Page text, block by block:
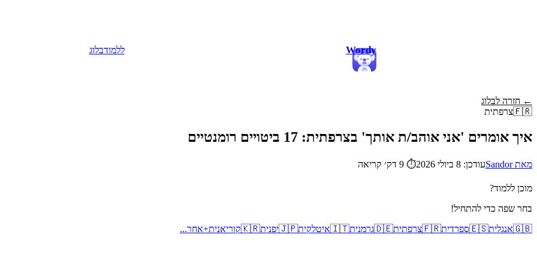
Wordy ללמודבלוג
← חזרה לבלוג
🇫🇷צרפתית
איך אומרים 'אני אוהב/ת אותך' בצרפתית: 17 ביטויים רומנטיים
מאת Sandor עודכן: 8 ביולי 2026 ⏱ 9 דק׳ קריאה
מוכן ללמוד?
בחר שפה כדי להתחיל!
🇬🇧אנגלית🇪🇸ספרדית🇫🇷צרפתית🇩🇪גרמנית🇮🇹איטלקית🇯🇵יפנית🇰🇷קוריאנית+אחר...